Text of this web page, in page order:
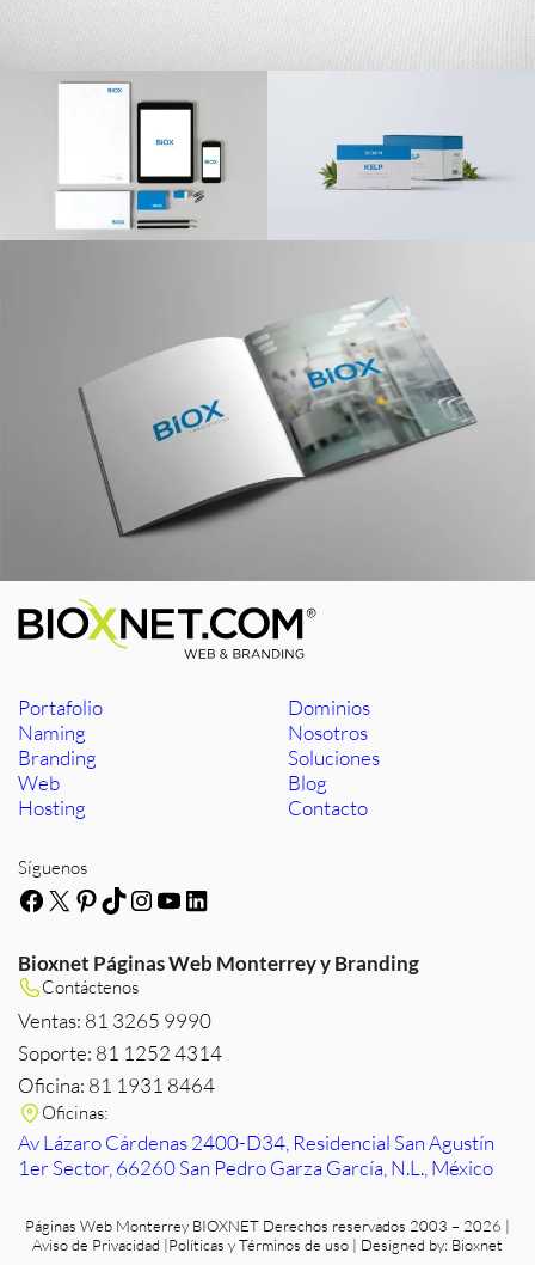
Portafolio
Naming
Branding
Web
Hosting
Dominios
Nosotros
Soluciones
Blog
Contacto
Síguenos
Facebook
X Pinterest
TikTok
Instagram
YouTube
LinkedIn
Bioxnet Páginas Web Monterrey y Branding
Contáctenos
Ventas: 81 3265 9990
Soporte: 81 1252 4314
Oficina: 81 1931 8464
Oficinas:
Av Lázaro Cárdenas 2400-D34, Residencial San Agustín
1er Sector, 66260 San Pedro Garza García, N.L., México
Páginas Web Monterrey BIOXNET Derechos reservados 2003 – 2026 |
Aviso de Privacidad |Políticas y Términos de uso | Designed by: Bioxnet